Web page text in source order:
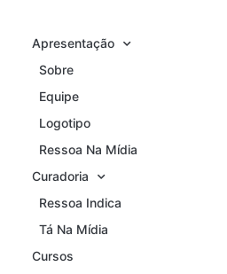
Apresentação
Sobre
Equipe
Logotipo
Ressoa Na Mídia
Curadoria
Ressoa Indica
Tá Na Mídia
Cursos